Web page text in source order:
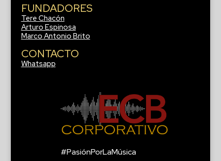
FUNDADORES
Tere Chacón
Arturo Espinosa
Marco Antonio Brito
CONTACTO
Whatsapp
#PasiónPorLaMúsica